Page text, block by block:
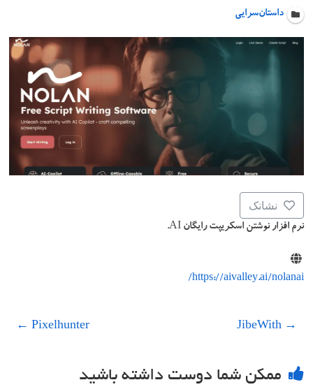
داستان‌سرایی
نشانک
نرم افزار نوشتن اسکریپت رایگان AI.
https://aivalley.ai/nolanai/
→
JibeWith
Pixelhunter
←
ممکن شما دوست داشته باشید